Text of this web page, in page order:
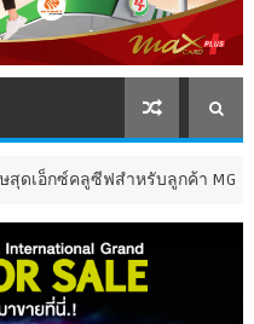
ำหรับลูกค้า MG IM จับมือ